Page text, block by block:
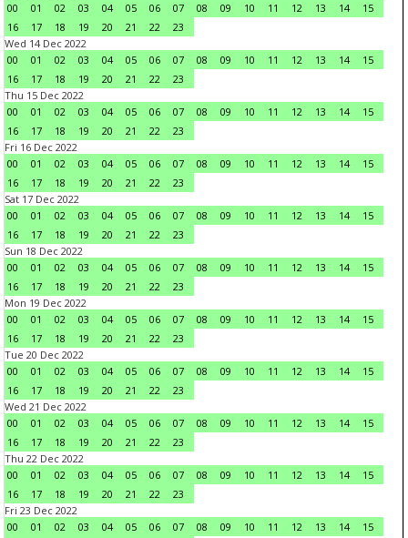
00
01 02 03 04 05 06 07 08 09 10 11 12 13 14
15
16
17 18 19 20 21 22
23
Wed 14 Dec 2022
00
01 02 03 04 05 06 07 08 09 10 11 12 13 14
15
16
17 18 19 20 21 22
23
Thu 15 Dec 2022
00
01 02 03 04 05 06 07 08 09 10 11 12 13 14
15
16
17 18 19 20 21 22
23
Fri 16 Dec 2022
00
01 02 03 04 05 06 07 08 09 10 11 12 13 14
15
16
17 18 19 20 21 22
23
Sat 17 Dec 2022
00
01 02 03 04 05 06 07 08 09 10 11 12 13 14
15
16
17 18 19 20 21 22
23
Sun 18 Dec 2022
00
01 02 03 04 05 06 07 08 09 10 11 12 13 14
15
16
17 18 19 20 21 22
23
Mon 19 Dec 2022
00
01 02 03 04 05 06 07 08 09 10 11 12 13 14
15
16
17 18 19 20 21 22
23
Tue 20 Dec 2022
00
01 02 03 04 05 06 07 08 09 10 11 12 13 14
15
16
17 18 19 20 21 22
23
Wed 21 Dec 2022
00
01 02 03 04 05 06 07 08 09 10 11 12 13 14
15
16
17 18 19 20 21 22
23
Thu 22 Dec 2022
00
01 02 03 04 05 06 07 08 09 10 11 12 13 14
15
16
17 18 19 20 21 22
23
Fri 23 Dec 2022
00
01 02 03 04 05 06 07 08 09 10 11 12 13 14
15